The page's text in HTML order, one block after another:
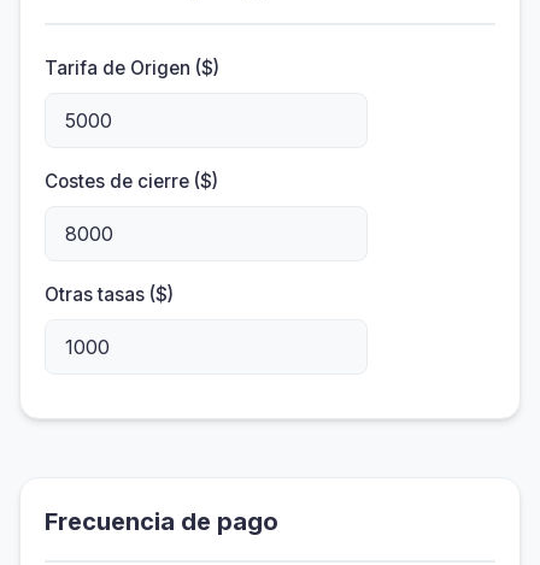
Tarifa de Origen ($)
Costes de cierre ($)
Otras tasas ($)
Frecuencia de pago